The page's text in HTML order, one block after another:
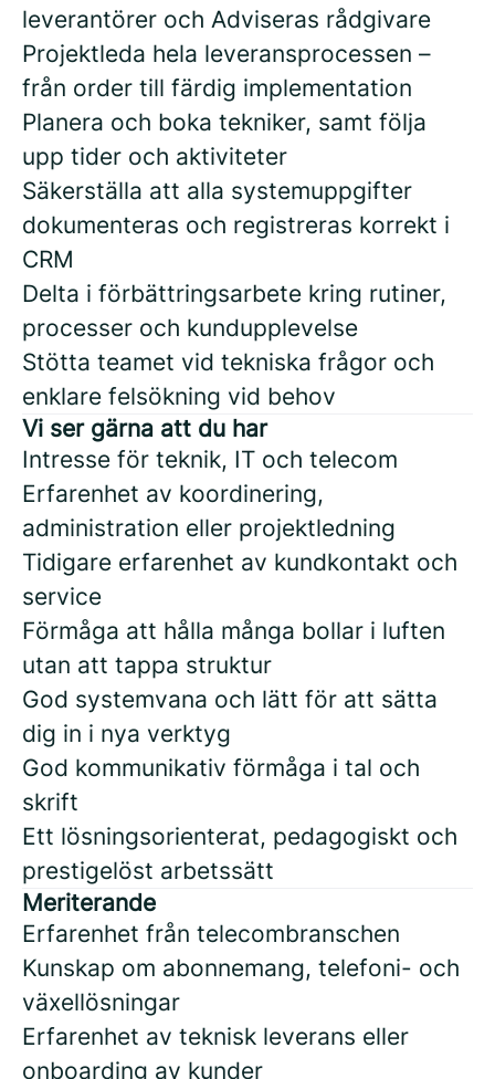
leverantörer och Adviseras rådgivare
Projektleda hela leveransprocessen –
från order till färdig implementation
Planera och boka tekniker, samt följa
upp tider och aktiviteter
Säkerställa att alla systemuppgifter
dokumenteras och registreras korrekt i
CRM
Delta i förbättringsarbete kring rutiner,
processer och kundupplevelse
Stötta teamet vid tekniska frågor och
enklare felsökning vid behov
Vi ser gärna att du har
Intresse för teknik, IT och telecom
Erfarenhet av koordinering,
administration eller projektledning
Tidigare erfarenhet av kundkontakt och
service
Förmåga att hålla många bollar i luften
utan att tappa struktur
God systemvana och lätt för att sätta
dig in i nya verktyg
God kommunikativ förmåga i tal och
skrift
Ett lösningsorienterat, pedagogiskt och
prestigelöst arbetssätt
Meriterande
Erfarenhet från telecombranschen
Kunskap om abonnemang, telefoni- och
växellösningar
Erfarenhet av teknisk leverans eller
onboarding av kunder